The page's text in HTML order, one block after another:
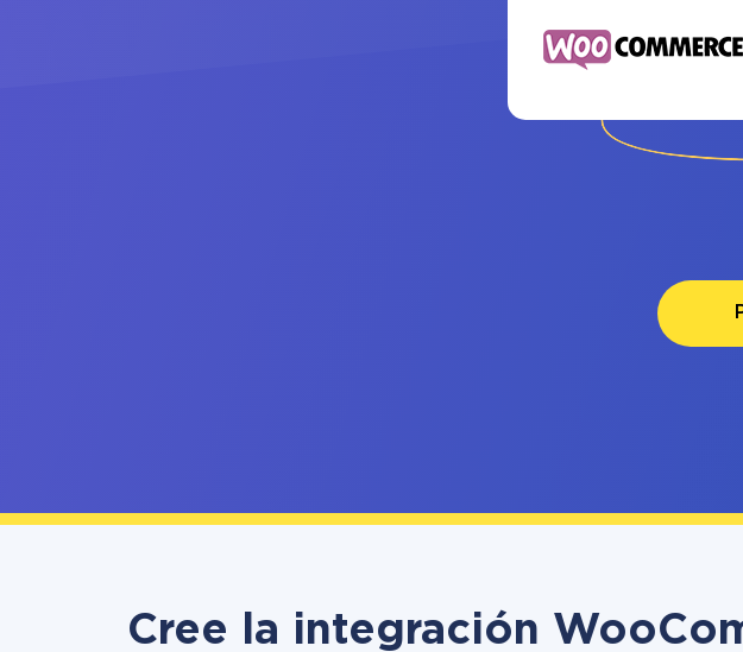
Cree la integración